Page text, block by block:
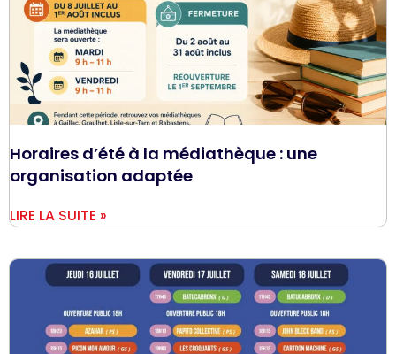
Horaires d’été à la médiathèque : une
organisation adaptée
LIRE LA SUITE »